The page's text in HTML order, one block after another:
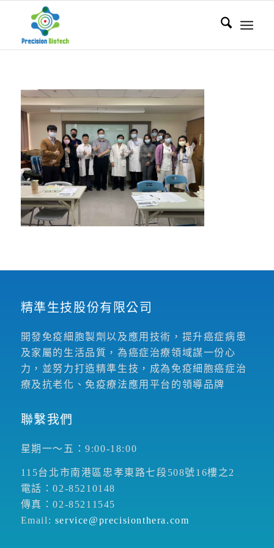
精準生技股份有限公司
開發免疫細胞製劑以及應用技術，提升癌症病患
及家屬的生活品質，為癌症治療領域謀一份心
力，並努力打造精準生技，成為免疫細胞癌症治
療及抗老化、免疫療法應用平台的領導品牌
聯繫我們
星期一～五：9:00-18:00
115台北市南港區忠孝東路七段508號16樓之2
電話：02-85210148
傳真：02-85211545
Email: service@precisionthera.com